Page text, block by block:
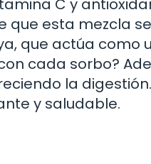
C y
que esta mezcla
que actúa como
cada sorbo?
la
y saludable.